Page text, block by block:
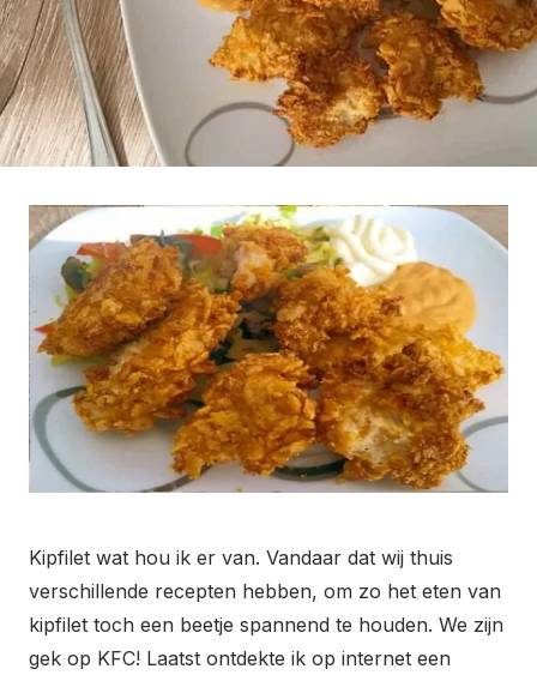
Kipfilet wat hou ik er van. Vandaar dat wij thuis
verschillende recepten hebben, om zo het eten van
kipfilet toch een beetje spannend te houden. We zijn
gek op KFC! Laatst ontdekte ik op internet een